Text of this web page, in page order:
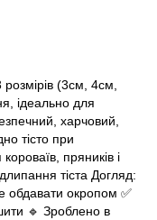
(3см, 4см,
ідеально для
харчовий,
тісто при
пряників і
тіста Догляд:
обдавати окропом ✅
🔹 Зроблено в